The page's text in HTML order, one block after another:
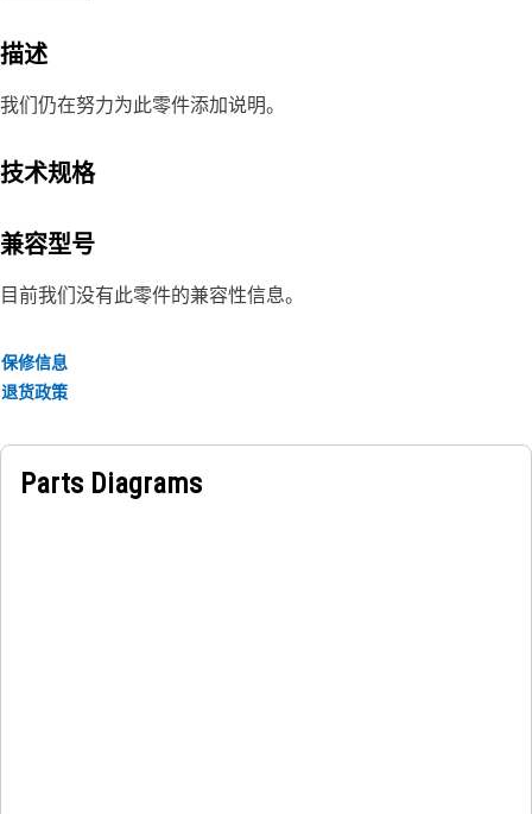
描述
我们仍在努力为此零件添加说明。
技术规格
兼容型号
目前我们没有此零件的兼容性信息。
保修信息
退货政策
Parts Diagrams